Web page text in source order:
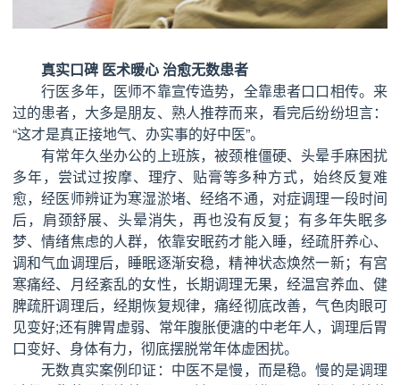
真实口碑 医术暖心 治愈无数患者
行医多年，医师不靠宣传造势，全靠患者口口相传。来
过的患者，大多是朋友、熟人推荐而来，看完后纷纷坦言：
“这才是真正接地气、办实事的好中医”。
有常年久坐办公的上班族，被颈椎僵硬、头晕手麻困扰
多年，尝试过按摩、理疗、贴膏等多种方式，始终反复难
愈，经医师辨证为寒湿淤堵、经络不通，对症调理一段时间
后，肩颈舒展、头晕消失，再也没有反复；有多年失眠多
梦、情绪焦虑的人群，依靠安眠药才能入睡，经疏肝养心、
调和气血调理后，睡眠逐渐安稳，精神状态焕然一新；有宫
寒痛经、月经紊乱的女性，长期调理无果，经温宫养血、健
脾疏肝调理后，经期恢复规律，痛经彻底改善，气色肉眼可
见变好;还有脾胃虚弱、常年腹胀便溏的中老年人，调理后胃
口变好、身体有力，彻底摆脱常年体虚困扰。
无数真实案例印证：中医不是慢，而是稳。慢的是调理